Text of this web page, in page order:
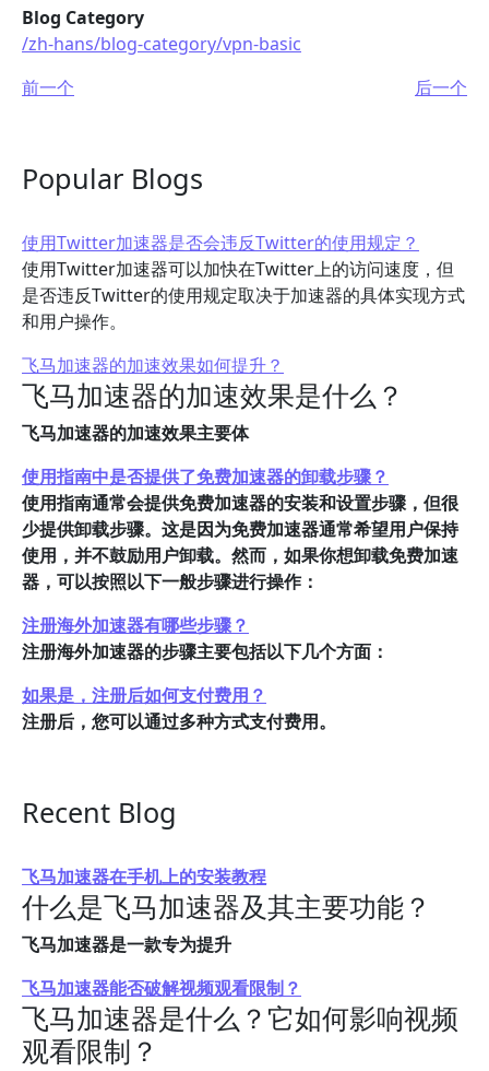
Blog Category
/zh-hans/blog-category/vpn-basic
前一个
后一个
Popular Blogs
使用Twitter加速器是否会违反Twitter的使用规定？
使用Twitter加速器可以加快在Twitter上的访问速度，但
是否违反Twitter的使用规定取决于加速器的具体实现方式
和用户操作。
飞马加速器的加速效果如何提升？
飞马加速器的加速效果是什么？
飞马加速器的加速效果主要体
使用指南中是否提供了免费加速器的卸载步骤？
使用指南通常会提供免费加速器的安装和设置步骤，但很
少提供卸载步骤。这是因为免费加速器通常希望用户保持
使用，并不鼓励用户卸载。然而，如果你想卸载免费加速
器，可以按照以下一般步骤进行操作：
注册海外加速器有哪些步骤？
注册海外加速器的步骤主要包括以下几个方面：
如果是，注册后如何支付费用？
注册后，您可以通过多种方式支付费用。
Recent Blog
飞马加速器在手机上的安装教程
什么是飞马加速器及其主要功能？
飞马加速器是一款专为提升
飞马加速器能否破解视频观看限制？
飞马加速器是什么？它如何影响视频
观看限制？